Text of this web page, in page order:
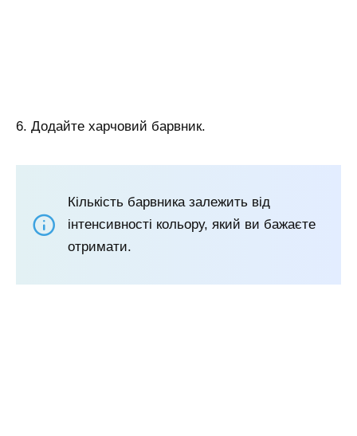
6. Додайте харчовий барвник.
Кількість барвника залежить від
інтенсивності кольору, який ви бажаєте
отримати.